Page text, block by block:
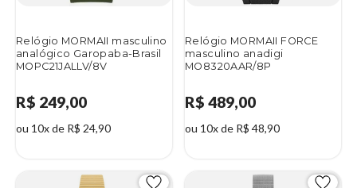
Relógio MORMAII masculino
analógico Garopaba-Brasil
MOPC21JALLV/8V
R$ 249,00
ou 10x de R$ 24,90
Relógio MORMAII FORCE
masculino anadigi
MO8320AAR/8P
R$ 489,00
ou 10x de R$ 48,90